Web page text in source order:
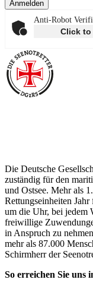
Anmelden
Anti-Robot
Click
Die Deutsche
zuständig für den
und Ostsee. Mehr als
Rettungseinheiten
um die Uhr, bei jedem
freiwillige
in Anspruch zu
mehr als 87.000
Schirmherr der
So erreichen Sie uns